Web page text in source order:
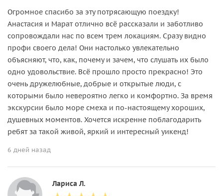
Огромное спасибо за эту потрясающую поездку!
Анастасия и Марат отлично всё рассказали и заботливо
сопровождали нас по всем трем локациям. Сразу видно
профи своего дела! Они настолько увлекательно
объясняют, что, как, почему и зачем, что слушать их было
одно удовольствие. Всё прошло просто прекрасно! Это
очень дружелюбные, добрые и открытые люди, с
которыми было невероятно легко и комфортно. За время
экскурсии было море смеха и по-настоящему хороших,
душевных моментов. Хочется искренне поблагодарить
ребят за такой живой, яркий и интересный уикенд!
6 дней назад
Лариса Л.